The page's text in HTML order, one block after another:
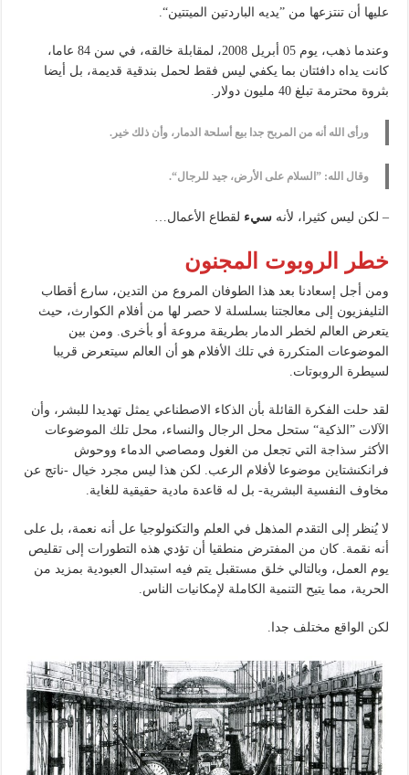
عليها أن تنتزعها من ”يديه الباردتين الميتتين“.
وعندما ذهب، يوم 05 أبريل 2008، لمقابلة خالقه، في سن 84 عاما،
كانت يداه دافئتان بما يكفي ليس فقط لحمل بندقية قديمة، بل أيضا
بثروة محترمة تبلغ 40 مليون دولار.
ورأى الله أنه من المربح جدا بيع أسلحة الدمار، وأن ذلك خير.
وقال الله: ”السلام على الأرض، جيد للرجال“.
– لكن ليس كثيرا، لأنهسيء ​​لقطاع الأعمال…
خطر الروبوت المجنون
ومن أجل إسعادنا بعد هذا الطوفان المروع من التدين، سارع أقطاب
التليفزيون إلى معالجتنا بسلسلة لا حصر لها من أفلام الكوارث، حيث
يتعرض العالم لخطر الدمار بطريقة مروعة أو بأخرى. ومن بين
الموضوعات المتكررة في تلك الأفلام هو أن العالم سيتعرض قريبا
لسيطرة الروبوتات.
لقد حلت الفكرة القائلة بأن الذكاء الاصطناعي يمثل تهديدا للبشر، وأن
الآلات ”الذكية“ ستحل محل الرجال والنساء، محل تلك الموضوعات
الأكثر سذاجة التي تجعل من الغول ومصاصي الدماء ووحوش
فرانكنشتاين موضوعا لأفلام الرعب. لكن هذا ليس مجرد خيال -ناتج عن
مخاوف النفسية البشرية- بل له قاعدة مادية حقيقية للغاية.
لا يُنظر إلى التقدم المذهل في العلم والتكنولوجيا عل أنه نعمة، بل على
أنه نقمة. كان من المفترض منطقيا أن تؤدي هذه التطورات إلى تقليص
يوم العمل، وبالتالي خلق مستقبل يتم فيه استبدال العبودية بمزيد من
الحرية، مما يتيح التنمية الكاملة لإمكانيات الناس.
لكن الواقع مختلف جدا.